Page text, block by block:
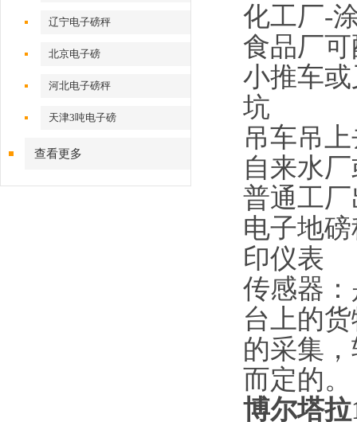
辽宁电子磅秤
北京电子磅
河北电子磅秤
天津3吨电子磅
查看更多
化工厂-
食品厂
小推车
坑
吊车吊
自来水
普通工
电子地
印仪表
传感器
台上的
的采集
而定的。
博尔塔拉